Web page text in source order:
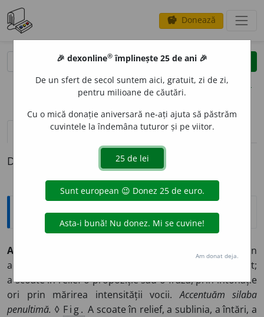
savings Donează
clear
opțiuni
definiții (1) pronunțievolume_up (22)
Definiția cu ID-ul 889456:
Explicative DEX
ACCENTU
A marca prin
accent (ori printr-un semn grafic) o silabă sau un cuvînt;
a scoate în relief o propoziție sau o frază, prin intonație
ori prin mărirea intensității vocii.Accentuăm silaba
penultimă. ◊ Fig. A scoate în relief, a sublinia, a întări, a
🎉 dexonline® împlinește 25 de ani 🎉
De un sfert de secol suntem aici, gratuit, zi de zi,
pentru milioane de căutări.
Cu o mică donație aniversară ne-ați ajuta să păstrăm
cuvintele la îndemâna tuturor și pe viitor.
Am donat deja.